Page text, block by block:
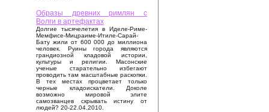
Образы древних римлян с
Волги в артефактах
Долгие тысячелетия в Иделе-Риме-
Мемфисе-Мицраиме-Итиле-Сарай-
Бату жили от 600 000 до миллиона
человек. Руины города являются
грандиозной кладовой истории,
культуры и религии. Масонские
ученые старательно избегают
проводить там масштабные раскопки.
В тех местах процветает только
черные кладоискатели. Доколе
возможно мировой элите
самозванцев скрывать истину от
людей? 20-22.04.2010.